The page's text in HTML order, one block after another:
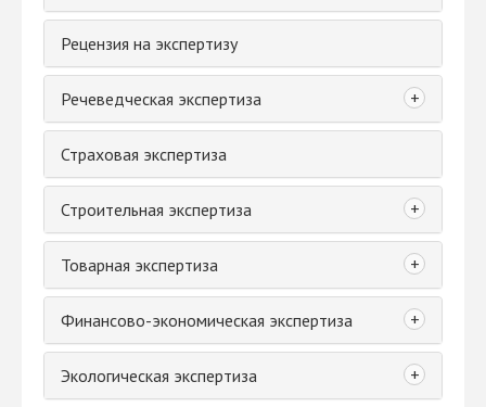
Рецензия на экспертизу
Речеведческая экспертиза +
Страховая экспертиза
Строительная экспертиза +
Товарная экспертиза +
Финансово-экономическая экспертиза +
Экологическая экспертиза +